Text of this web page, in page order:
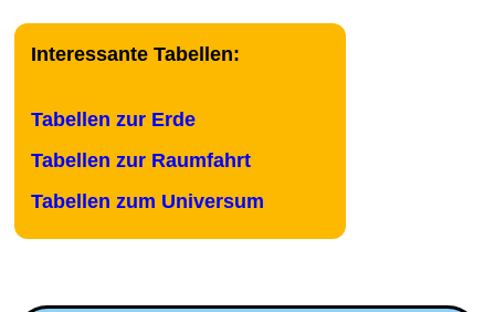
Interessante Tabellen:
Tabellen zur Erde
Tabellen zur Raumfahrt
Tabellen zum Universum